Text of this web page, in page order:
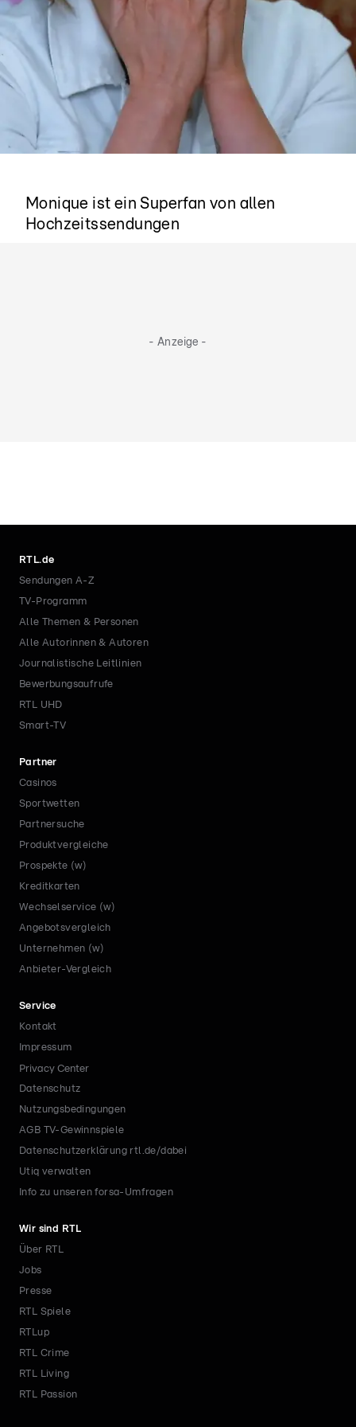
Monique ist ein Superfan von allen
Hochzeitssendungen
- Anzeige -
RTL.de
Sendungen A-Z
TV-Programm
Alle Themen & Personen
Alle Autorinnen & Autoren
Journalistische Leitlinien
Bewerbungsaufrufe
RTL UHD
Smart-TV
Partner
Casinos
Sportwetten
Partnersuche
Produktvergleiche
Prospekte (w)
Kreditkarten
Wechselservice (w)
Angebotsvergleich
Unternehmen (w)
Anbieter-Vergleich
Service
Kontakt
Impressum
Privacy Center
Datenschutz
Nutzungsbedingungen
AGB TV-Gewinnspiele
Datenschutzerklärung rtl.de/dabei
Utiq verwalten
Info zu unseren forsa-Umfragen
Wir sind RTL
Über RTL
Jobs
Presse
RTL Spiele
RTLup
RTL Crime
RTL Living
RTL Passion